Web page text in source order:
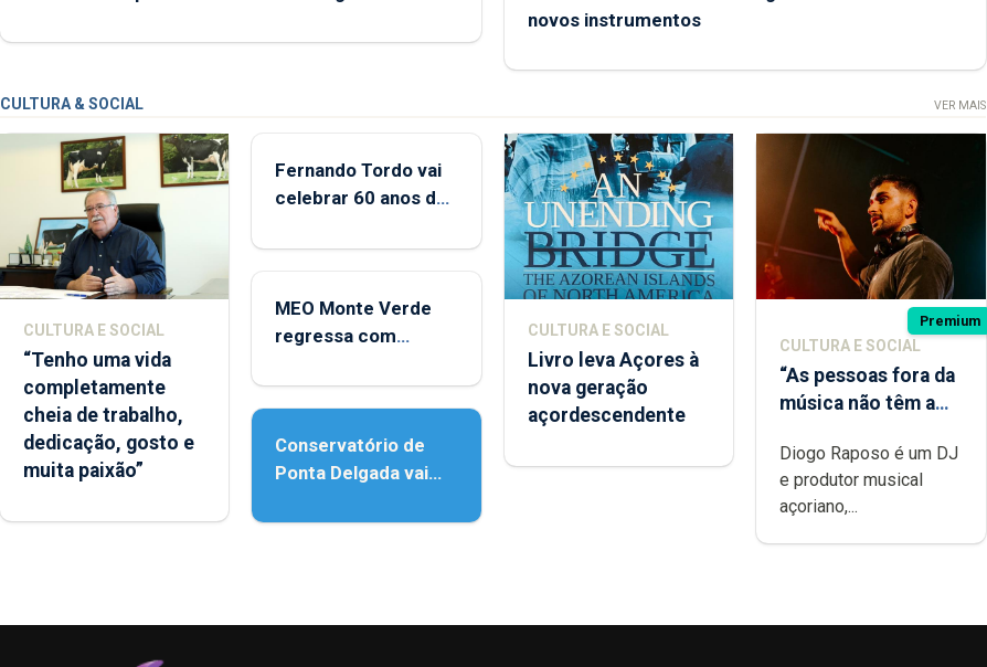
novos instrumentos
CULTURA & SOCIAL VER MAIS
CULTURA E SOCIAL
“Tenho uma vida
completamente
cheia de trabalho,
dedicação, gosto e
muita paixão”
Fernando Tordo vai
celebrar 60 anos de
Micaelense
MEO Monte Verde
regressa com
acessibilidade
Conservatório de
Ponta Delgada vai
instrumentos
CULTURA E SOCIAL
Livro leva Açores à
nova geração
açordescendente
Premium
CULTURA E SOCIAL
“As pessoas fora da
música não têm a
difícil é produzir
uma música”
Diogo Raposo é um DJ
e produtor musical
açoriano,...